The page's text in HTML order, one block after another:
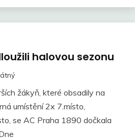
halovou sezonu
žákyň, které obsadily na
umístění 2x 7.místo,
se AC Praha 1890 dočkala